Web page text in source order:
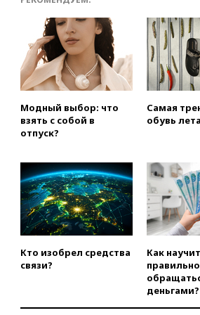
Модный выбор: что
взять с собой в
отпуск?
Самая
обувь
Кто изобрел средства
связи?
Как
правильно
деньгами?